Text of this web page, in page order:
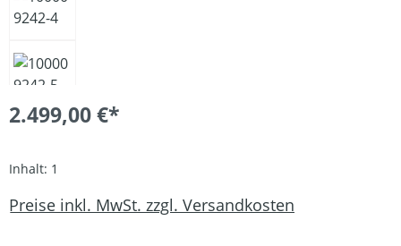
2.499,00 €*
Inhalt: 1
Preise inkl. MwSt. zzgl. Versandkosten